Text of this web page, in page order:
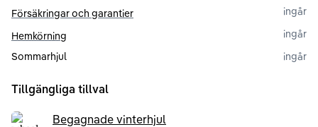
Försäkringar och garantier
ingår
Hemkörning
ingår
Sommarhjul
ingår
Tillgängliga tillval
Begagnade vinterhjul